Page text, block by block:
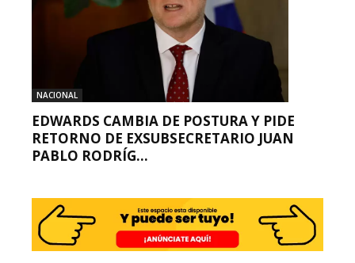
NACIONAL
EDWARDS CAMBIA DE POSTURA Y PIDE
RETORNO DE EXSUBSECRETARIO JUAN
PABLO RODRÍG...